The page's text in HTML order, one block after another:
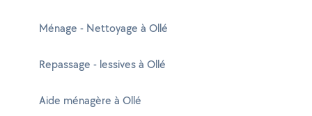
Ménage - Nettoyage à Ollé
Repassage - lessives à Ollé
Aide ménagère à Ollé